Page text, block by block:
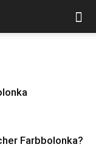
Farbbolonka?